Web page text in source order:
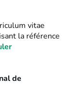
vitae
la référence
de